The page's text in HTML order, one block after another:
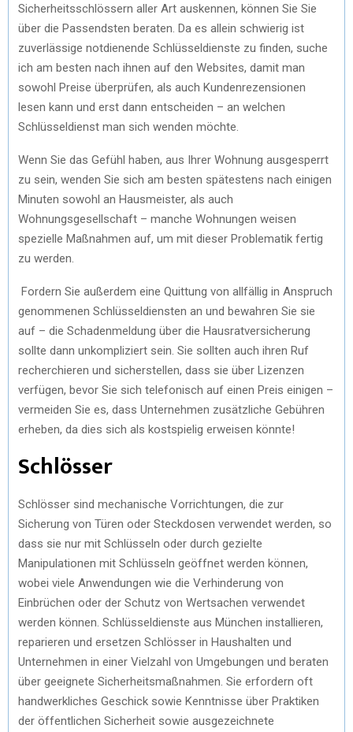
Sicherheitsschlössern aller Art auskennen, können Sie Sie
über die Passendsten beraten. Da es allein schwierig ist
zuverlässige notdienende Schlüsseldienste zu finden, suche
ich am besten nach ihnen auf den Websites, damit man
sowohl Preise überprüfen, als auch Kundenrezensionen
lesen kann und erst dann entscheiden – an welchen
Schlüsseldienst man sich wenden möchte.
Wenn Sie das Gefühl haben, aus Ihrer Wohnung ausgesperrt
zu sein, wenden Sie sich am besten spätestens nach einigen
Minuten sowohl an Hausmeister, als auch
Wohnungsgesellschaft – manche Wohnungen weisen
spezielle Maßnahmen auf, um mit dieser Problematik fertig
zu werden.
Fordern Sie außerdem eine Quittung von allfällig in Anspruch
genommenen Schlüsseldiensten an und bewahren Sie sie
auf – die Schadenmeldung über die Hausratversicherung
sollte dann unkompliziert sein. Sie sollten auch ihren Ruf
recherchieren und sicherstellen, dass sie über Lizenzen
verfügen, bevor Sie sich telefonisch auf einen Preis einigen –
vermeiden Sie es, dass Unternehmen zusätzliche Gebühren
erheben, da dies sich als kostspielig erweisen könnte!
Schlösser
Schlösser sind mechanische Vorrichtungen, die zur
Sicherung von Türen oder Steckdosen verwendet werden, so
dass sie nur mit Schlüsseln oder durch gezielte
Manipulationen mit Schlüsseln geöffnet werden können,
wobei viele Anwendungen wie die Verhinderung von
Einbrüchen oder der Schutz von Wertsachen verwendet
werden können. Schlüsseldienste aus München installieren,
reparieren und ersetzen Schlösser in Haushalten und
Unternehmen in einer Vielzahl von Umgebungen und beraten
über geeignete Sicherheitsmaßnahmen. Sie erfordern oft
handwerkliches Geschick sowie Kenntnisse über Praktiken
der öffentlichen Sicherheit sowie ausgezeichnete